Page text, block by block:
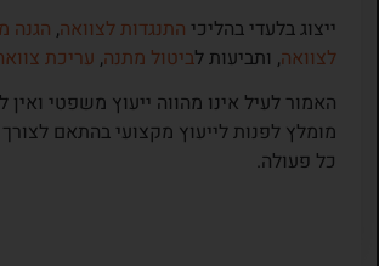
ייצוג בלעדי בהליכי התנגדות לצוואה, הגנה
לצוואה, ותביעות לביטול מתנה, עריכת
האמור לעיל אינו מהווה ייעוץ משפטי ואין
מומלץ לפנות לייעוץ מקצועי בהתאם
כל פעולה.